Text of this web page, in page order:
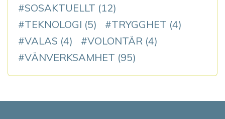
SOSAKTUELLT (12)
TEKNOLOGI (5) TRYGGHET (4)
VALAS (4) VOLONTÄR (4)
VÄNVERKSAMHET (95)